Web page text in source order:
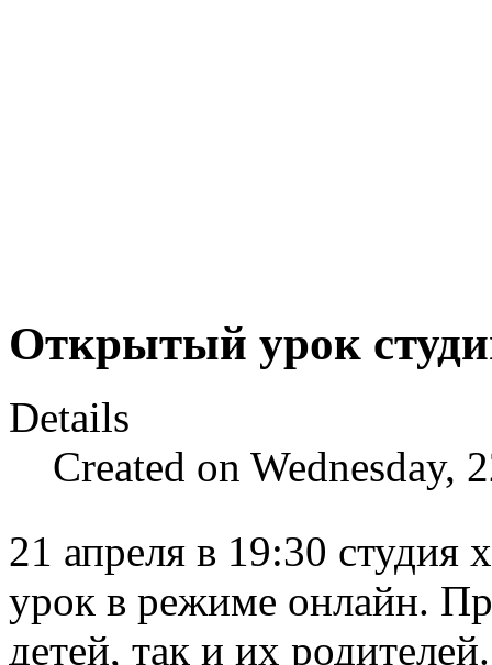
Открытый урок
Details
Created on Wednesday,
21 апреля в 19:30
урок в режиме онлайн.
детей, так и их